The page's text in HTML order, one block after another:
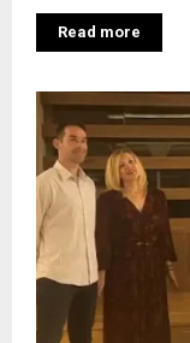
Read more